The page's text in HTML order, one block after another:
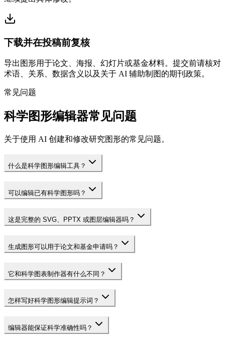
下载并在投稿前复核
导出图形用于论文、海报、幻灯片或基金材料。提交前请核对
术语、关系、数据含义以及关于 AI 辅助制图的期刊政策。
常见问题
科学图形编辑器常见问题
关于使用 AI 创建和修改研究图形的常见问题。
什么是科学图形编辑工具？
可以编辑已有科学图形吗？
这是完整的 SVG、PPTX 或图层编辑器吗？
生成图形可以用于论文和基金申请吗？
它和科学图表制作器有什么不同？
怎样写好科学图形编辑提示词？
编辑器能保证科学准确性吗？